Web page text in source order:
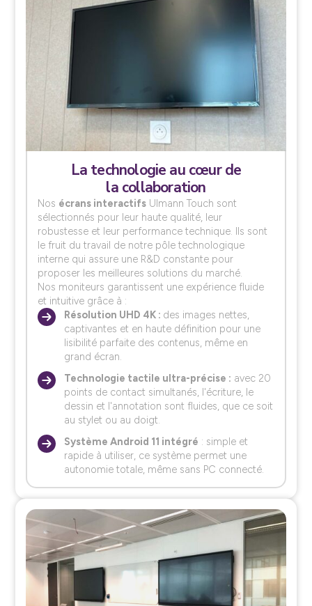
La technologie au cœur de
la collaboration
Nos écrans interactifs Ulmann Touch sont
sélectionnés pour leur haute qualité, leur
robustesse et leur performance technique. Ils sont
le fruit du travail de notre pôle technologique
interne qui assure une R&D constante pour
proposer les meilleures solutions du marché.
Nos moniteurs garantissent une expérience fluide
et intuitive grâce à :
Résolution UHD 4K : des images nettes,
captivantes et en haute définition pour une
lisibilité parfaite des contenus, même en
grand écran.
Technologie tactile ultra-précise : avec 20
points de contact simultanés, l'écriture, le
dessin et l'annotation sont fluides, que ce soit
au stylet ou au doigt.
Système Android 11 intégré : simple et
rapide à utiliser, ce système permet une
autonomie totale, même sans PC connecté.